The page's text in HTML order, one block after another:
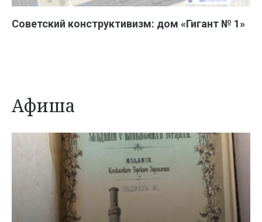
Советский конструктивизм: дом «Гигант № 1»
Афиша